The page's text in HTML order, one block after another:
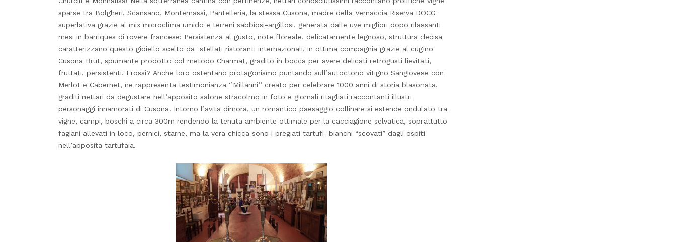
sparse tra Bolgheri, Scansano, Montemassi, Pantelleria, la stessa Cusona, madre della Vernaccia Riserva DOCG
superlativa grazie al mix microclima umido e terreni sabbiosi-argillosi, generata dalle uve migliori dopo rilassanti
mesi in barriques di rovere francese: Persistenza al gusto, note floreale, delicatamente legnoso, struttura decisa
caratterizzano questo gioiello scelto da stellati ristoranti internazionali, in ottima compagnia grazie al cugino
Cusona Brut, spumante prodotto col metodo Charmat, gradito in bocca per avere delicati retrogusti lievitati,
fruttati, persistenti. I rossi? Anche loro ostentano protagonismo puntando sull’autoctono vitigno Sangiovese con
Merlot e Cabernet, ne rappresenta testimonianza ‘’Millanni’’ creato per celebrare 1000 anni di storia blasonata,
graditi nettari da degustare nell’apposito salone stracolmo in foto e giornali ritagliati raccontanti illustri
personaggi innamorati di Cusona. Intorno l’avita dimora, un romantico paesaggio collinare si estende ondulato tra
vigne, campi, boschi a circa 300m rendendo la tenuta ambiente ottimale per la cacciagione selvatica, soprattutto
fagiani allevati in loco, pernici, starne, ma la vera chicca sono i pregiati tartufi bianchi “scovati” dagli ospiti
nell’apposita tartufaia.